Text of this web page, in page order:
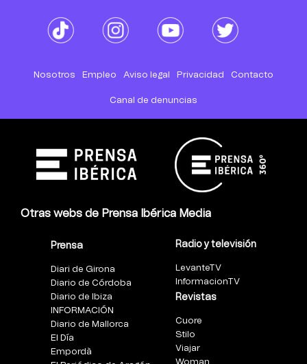
Nosotros Empleo Aviso legal Privacidad Contacto
Canal de denuncias
Otras webs de Prensa Ibérica Media
Prensa
Diari de Girona
Diario de Córdoba
Diario de Ibiza
INFORMACIÓN
Diario de Mallorca
El Día
Empordà
Radio y televisión
LevanteTV
InformacionTV
Revistas
Cuore
Stilo
Viajar